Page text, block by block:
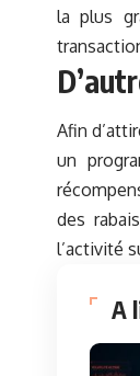
la plus
Afin
un
des
l’activité
A